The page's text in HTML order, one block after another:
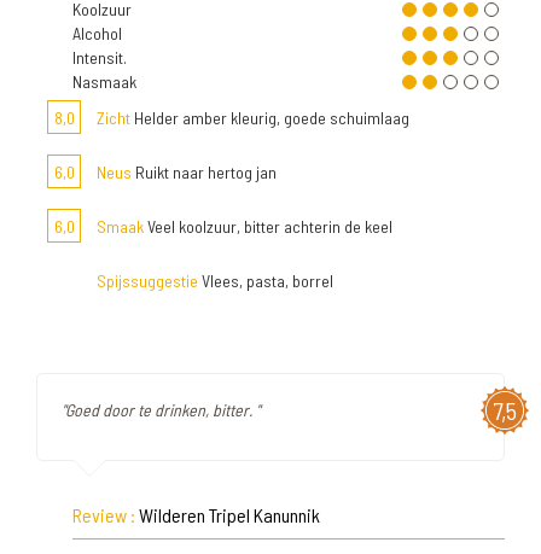
Koolzuur
Alcohol
Intensit.
Nasmaak
8,0
Zicht Helder amber kleurig, goede schuimlaag
6,0 Neus Ruikt naar hertog jan
6,0 SmaakVeel koolzuur, bitter achterin de keel
Spijssuggestie Vlees, pasta, borrel
7,5
"Goed door te drinken, bitter. "
Review : Wilderen Tripel Kanunnik